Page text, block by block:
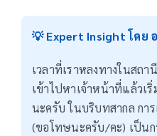
💡 Expert Insight โดย
เวลาที่เราหลงทางในสถ
เข้าไปหาเจ้าหน้าที่แล้วเ
นะครับ ในบริบทสากล การ
(ขอโทษนะครับ/คะ) เป็น